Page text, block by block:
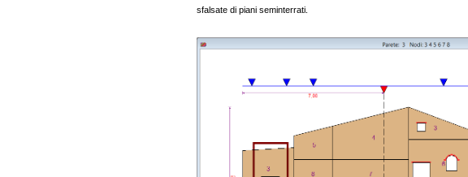
sfalsate di piani seminterrati.